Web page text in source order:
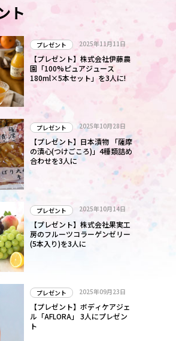
ト
プレゼント 2025年11月11日
【プレゼント】株式会社伊藤農
園「100%ピュアジュース
180ml×5本セット」を3人に!
プレゼント 2025年10月28日
【プレゼント】日本漬物 「薩摩
の漬心(つけごころ)」4種類詰め
合わせを3人に
プレゼント 2025年10月14日
【プレゼント】株式会社果実工
房のフルーツコラーゲンゼリー
(5本入り)を3人に
プレゼント 2025年09月23日
【プレゼント】ボディケアジェ
ル「AFLORA」 3人にプレゼン
ト